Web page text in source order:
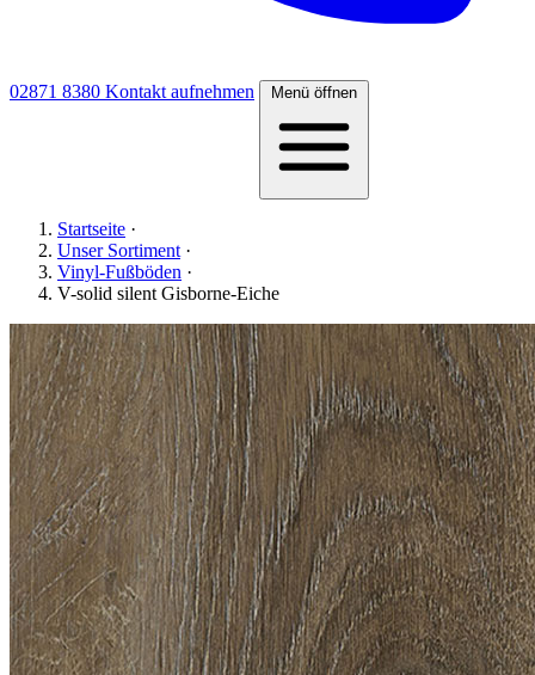
02871 8380 Kontakt aufnehmen Menü öffnen
Startseite ·
Unser Sortiment ·
Vinyl-Fußböden ·
V-solid silent Gisborne-Eiche